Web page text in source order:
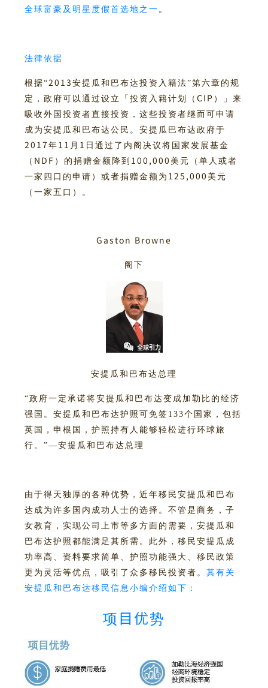
全球富豪及明星度假首选地之一 。
法律依据
根据“2013 安提瓜和巴布达投资入籍法”第六章的规
定，政府可以通过设立「投资入籍计划（ CIP ）」来
吸收外国投资者直接投资，这些投资者继而可申请
成为安提瓜和巴布达公民。安提瓜巴布达政府于
2017 年 11 月 1 日通过了内阁决议将国家发展基金
（ NDF ）的捐赠金额降到 100,000 美元（单人或者
一家四口的申请）或者捐赠金额为 125,000 美元
（一家五口）。
Gaston Browne
阁下
安提瓜和巴布达总理
“政府一定承诺将安提瓜和巴布达变成加勒比的经济
强国。安提瓜和巴布达护照可免签133个国家，包括
英国，申根国，护照持有人能够轻松进行环球旅
行。”—安提瓜和巴布达总理
由于得天独厚的各种优势，近年移民安提瓜和巴布
达成为许多国内成功人士的选择。 不管是商务，子
女教育，实现公司上市等多方面的需要，安提瓜和
巴布达护照都能满足其所需。此外，移民安提瓜成
功率高、资料要求简单、护照功能强大、移民政策
更为灵活等优点，吸引了众多移民投资者。 其有关
安提瓜和巴布达移民信息小编介绍如下：
项目优势